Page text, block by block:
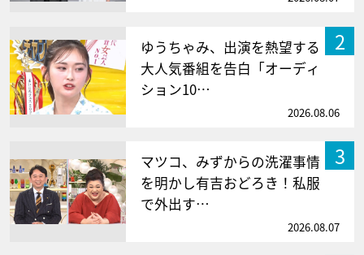
2
ゆうちゃみ、出演を熱望する
大人気番組を告白「オーディ
ション10…
2026.08.06
3
マツコ、みずからの洗濯事情
を明かし有吉おどろき！私服
で外出す…
2026.08.07